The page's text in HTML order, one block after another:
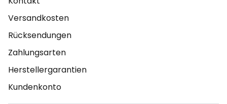
Versandkosten
Rücksendungen
Zahlungsarten
Herstellergarantien
Kundenkonto